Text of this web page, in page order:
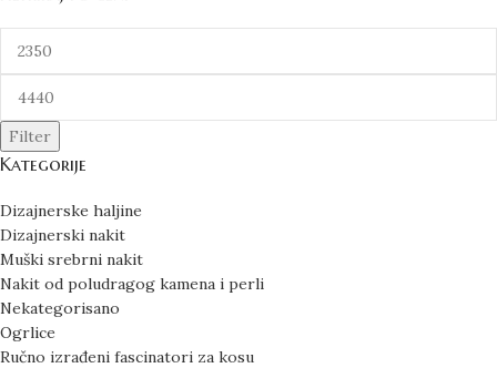
Filter
Kategorije
Dizajnerske haljine
Dizajnerski nakit
Muški srebrni nakit
Nakit od poludragog kamena i perli
Nekategorisano
Ogrlice
Ručno izrađeni fascinatori za kosu